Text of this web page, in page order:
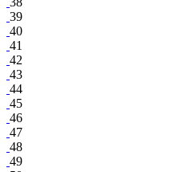
39
40
41
42
43
44
45
46
47
48
49